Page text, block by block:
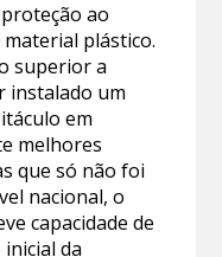
ao
plástico.
superior a
instalado um
em
melhores
que só não foi
nacional, o
capacidade de
da